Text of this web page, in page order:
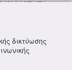
δικτύωσης